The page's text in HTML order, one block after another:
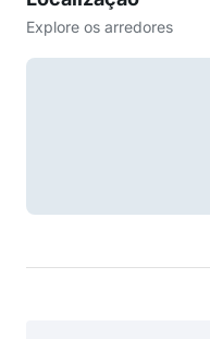
Explore os arredores